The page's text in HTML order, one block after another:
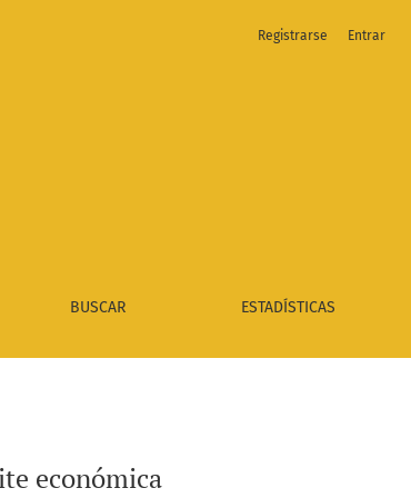
BUSCAR ESTADÍSTICAS
Registrarse Entrar
económica